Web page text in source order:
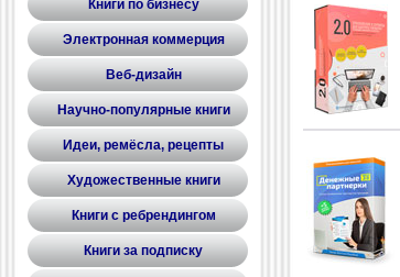
Книги по бизнесу
Электронная коммерция
Веб-дизайн
Научно-популярные книги
Идеи, ремёсла, рецепты
Художественные книги
Книги с ребрендингом
Книги за подписку